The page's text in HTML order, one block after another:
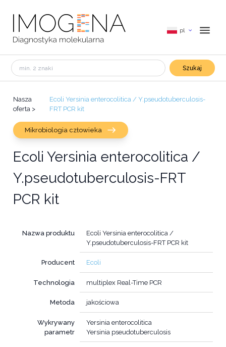
pl
Szukaj
Nasza
oferta >
Ecoli Yersinia enterocolitica / Y.pseudotuberculosis-
FRT PCR kit
Mikrobiologia człowieka
Ecoli Yersinia enterocolitica /
Y.pseudotuberculosis-FRT
PCR kit
Nazwa produktu
Ecoli Yersinia enterocolitica /
Y.pseudotuberculosis-FRT PCR kit
Producent Ecoli
Technologia multiplex Real-Time PCR
Metoda jakościowa
Wykrywany
parametr
Yersinia enterocolitica
Yersinia pseudotuberculosis